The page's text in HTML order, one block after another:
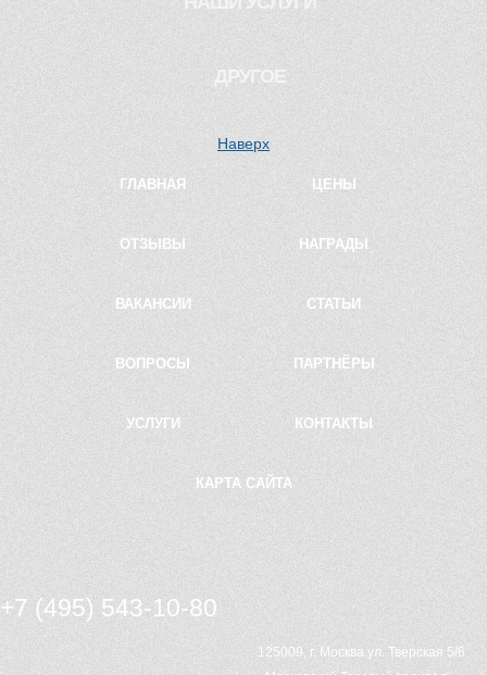
Водитель для женщины
Перегон автомобилей
Курьер на автомобиле
Проверка на трезвость
ДРУГОЕ
Наверх
ГЛАВНАЯ ЦЕНЫ
ОТЗЫВЫ НАГРАДЫ
ВАКАНСИИ СТАТЬИ
ВОПРОСЫ ПАРТНЁРЫ
УСЛУГИ КОНТАКТЫ
КАРТА САЙТА
+7 (495) 543-10-80
125009, г. Москва ул. Тверская 5/6